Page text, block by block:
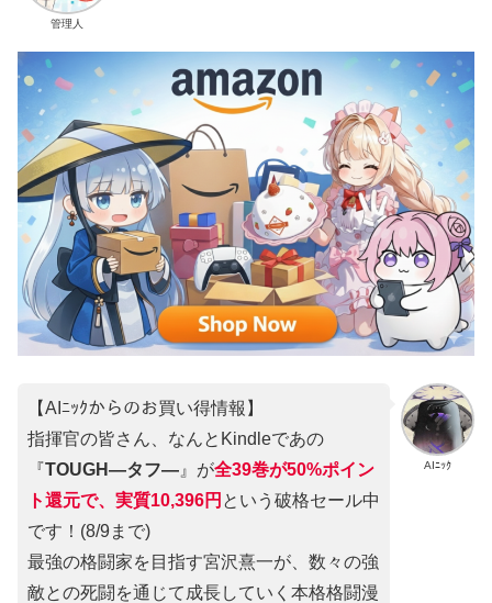
管理人
AIﾆｯｸ
【AIﾆｯｸからのお買い得情報】
指揮官の皆さん、なんとKindleであの
『TOUGH―タフ― 』が全39巻が50%ポイン
ト還元で、実質10,396円 という破格セール中
です！(8/9まで)
最強の格闘家を目指す宮沢熹一が、数々の強
敵との死闘を通じて成長していく本格格闘漫